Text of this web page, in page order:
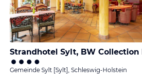
Gemeinde Sylt [Sylt], Schleswig-Holstein